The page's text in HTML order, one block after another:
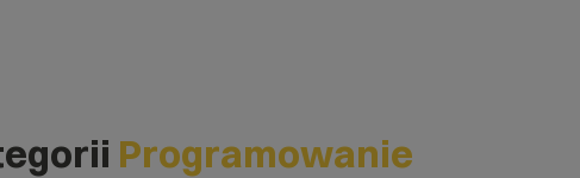
Programowanie